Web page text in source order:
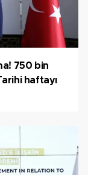
750 bin
haftayı